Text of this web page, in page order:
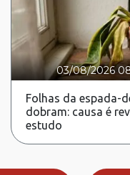
03/08/2026
Folhas da espada-
dobram: causa é
estudo